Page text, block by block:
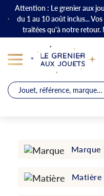
Attention : Le grenier aux
du 1 au 10 août inclus...
traitées qu'à notre
Marque
Matière